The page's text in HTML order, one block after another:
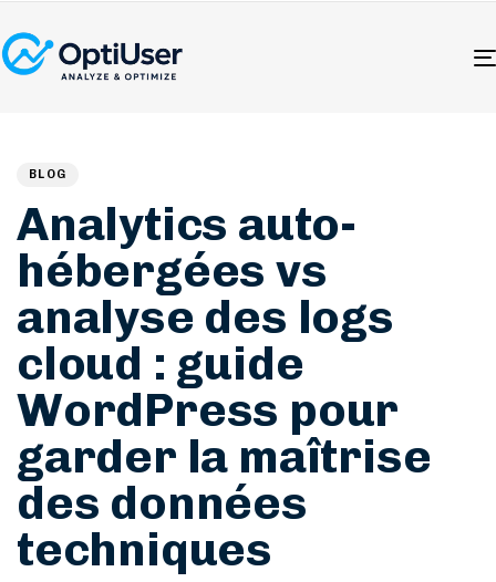
BLOG
Analytics auto-
hébergées vs
analyse des logs
cloud : guide
WordPress pour
garder la maîtrise
des données
techniques